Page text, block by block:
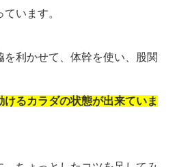
います。
利かせて、体幹を使い、股関
るカラダの状態が出来ていま